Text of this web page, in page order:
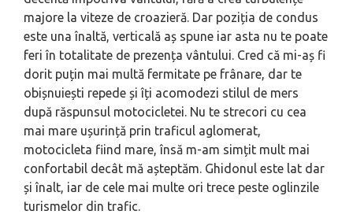
majore la viteze de croazieră. Dar poziția de condus
este una înaltă, verticală aș spune iar asta nu te poate
feri în totalitate de prezența vântului. Cred că mi-aș fi
dorit puțin mai multă fermitate pe frânare, dar te
obișnuiești repede și îți acomodezi stilul de mers
după răspunsul motocicletei. Nu te strecori cu cea
mai mare ușurință prin traficul aglomerat,
motocicleta fiind mare, însă m-am simțit mult mai
confortabil decât mă așteptăm. Ghidonul este lat dar
și înalt, iar de cele mai multe ori trece peste oglinzile
turismelor din trafic.